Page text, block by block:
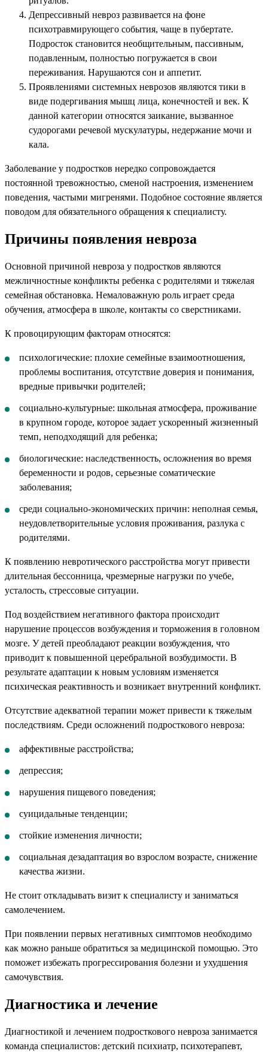
Депрессивный невроз развивается на фоне
психотравмирующего события, чаще в пубертате.
Подросток становится необщительным, пассивным,
подавленным, полностью погружается в свои
переживания. Нарушаются сон и аппетит.
Проявлениями системных неврозов являются тики в
виде подергивания мышц лица, конечностей и век. К
данной категории относятся заикание, вызванное
судорогами речевой мускулатуры, недержание мочи и
кала.
Заболевание у подростков нередко сопровождается
постоянной тревожностью, сменой настроения, изменением
поведения, частыми мигренями. Подобное состояние является
поводом для обязательного обращения к специалисту.
Причины появления невроза
Основной причиной невроза у подростков являются
межличностные конфликты ребенка с родителями и тяжелая
семейная обстановка. Немаловажную роль играет среда
обучения, атмосфера в школе, контакты со сверстниками.
К провоцирующим факторам относятся:
психологические: плохие семейные взаимоотношения,
проблемы воспитания, отсутствие доверия и понимания,
вредные привычки родителей;
социально-культурные: школьная атмосфера, проживание
в крупном городе, которое задает ускоренный жизненный
темп, неподходящий для ребенка;
биологические: наследственность, осложнения во время
беременности и родов, серьезные соматические
заболевания;
среди социально-экономических причин: неполная семья,
неудовлетворительные условия проживания, разлука с
родителями.
К появлению невротического расстройства могут привести
длительная бессонница, чрезмерные нагрузки по учебе,
усталость, стрессовые ситуации.
Под воздействием негативного фактора происходит
нарушение процессов возбуждения и торможения в головном
мозге. У детей преобладают реакции возбуждения, что
приводит к повышенной церебральной возбудимости. В
результате адаптации к новым условиям изменяется
психическая реактивность и возникает внутренний конфликт.
Отсутствие адекватной терапии может привести к тяжелым
последствиям. Среди осложнений подросткового невроза:
аффективные расстройства;
депрессия;
нарушения пищевого поведения;
суицидальные тенденции;
стойкие изменения личности;
социальная дезадаптация во взрослом возрасте, снижение
качества жизни.
Не стоит откладывать визит к специалисту и заниматься
самолечением.
При появлении первых негативных симптомов необходимо
как можно раньше обратиться за медицинской помощью. Это
поможет избежать прогрессирования болезни и ухудшения
самочувствия.
Диагностика и лечение
Диагностикой и лечением подросткового невроза занимается
команда специалистов: детский психиатр, психотерапевт,